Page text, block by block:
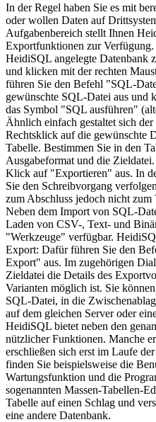
In der Regel haben Sie es mit
oder wollen Daten auf
Aufgabenbereich stellt Ihnen
Exportfunktionen zur
HeidiSQL angelegte Datenbank
und klicken mit der rechten
führen Sie den Befehl "SQL-
gewünschte SQL-Datei aus und
das Symbol "SQL ausführen"
Ähnlich einfach gestaltet sich
Rechtsklick auf die gewünschte
Tabelle. Bestimmen Sie in den
Ausgabeformat und die
Klick auf "Exportieren" aus. In
Sie den Schreibvorgang
zum Abschluss jedoch nicht zum
Neben dem Import von SQL-
Laden von CSV-, Text- und
"Werkzeuge" verfügbar.
Export: Dafür führen Sie den
Export" aus. Im zugehörigen
Zieldatei die Details des
Varianten möglich ist. Sie
SQL-Datei, in die
auf dem gleichen Server oder
HeidiSQL bietet neben den
nützlicher Funktionen. Manche
erschließen sich erst im Laufe
finden Sie beispielsweise die
Wartungsfunktion und die
sogenannten Massen-Tabellen-
Tabelle auf einen Schlag und
eine andere Datenbank.